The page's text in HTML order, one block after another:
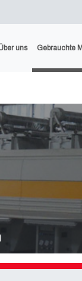
uns Gebrauchte